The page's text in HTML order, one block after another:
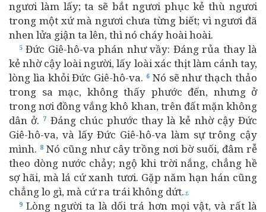
ngươi làm lấy; ta sẽ bắt ngươi phục kẻ thù ngươi
trong một xứ mà ngươi chưa từng biết; vì ngươi đã
nhen lửa giận ta lên, thì nó cháy hoài hoài.
5 Đức Giê-hô-va phán như vầy: Đáng rủa thay là
kẻ nhờ cậy loài người, lấy loài xác thịt làm cánh tay,
lòng lìa khỏi Đức Giê-hô-va. 6 Nó sẽ như thạch thảo
trong sa mạc, không thấy phước đến, nhưng ở
trong nơi đồng vắng khô khan, trên đất mặn không
dân ở. 7 Đáng chúc phước thay là kẻ nhờ cậy Đức
Giê-hô-va, và lấy Đức Giê-hô-va làm sự trông cậy
mình. 8Nó cũng như cây trồng nơi bờ suối, đâm rễ
theo dòng nước chảy; ngộ khi trời nắng, chẳng hề
sợ hãi, mà lá cứ xanh tươi. Gặp năm hạn hán cũng
chẳng lo gì, mà cứ ra trái không dứt.⚓
9 Lòng người ta là dối trá hơn mọi vật, và rất là